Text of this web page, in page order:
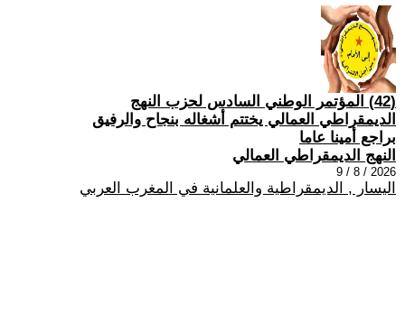
(42) المؤتمر الوطني السادس لحزب النهج
الديمقراطي العمالي يختتم أشغاله بنجاح والرفيق
براجع أمينا عاما
النهج الديمقراطي العمالي
2026 / 8 / 9
اليسار , الديمقراطية والعلمانية في المغرب العربي